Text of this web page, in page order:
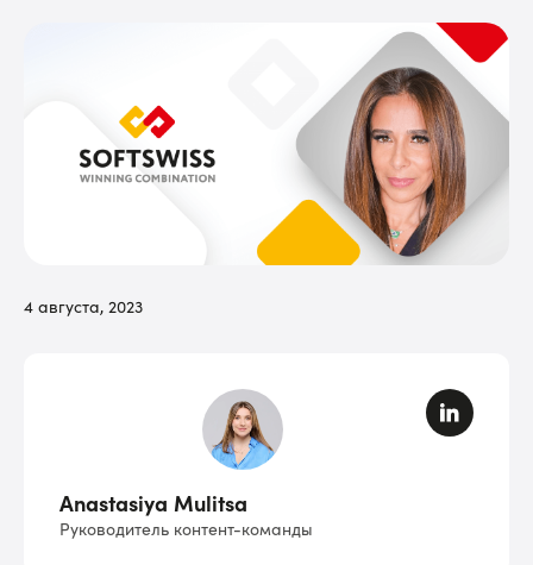
4 августа, 2023
Anastasiya Mulitsa
Руководитель контент-команды